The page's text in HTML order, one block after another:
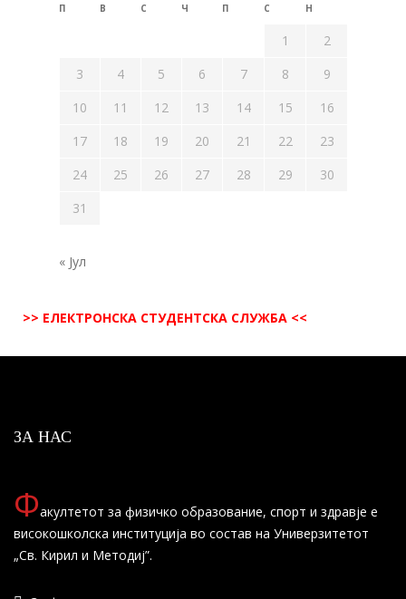
П В С Ч П С Н
1
2
3
4 5 6 7 8
9
10
11 12 13 14 15
16
17
18 19 20 21 22
23
24
25 26 27 28 29
30
31
« Јул
>> ЕЛЕКТРОНСКА СТУДЕНТСКА СЛУЖБА <<
ЗА НАС
Факултетот за физичко образование, спорт и здравје е
високошколска институција во состав на Универзитетот
„Св. Кирил и Методиј”.